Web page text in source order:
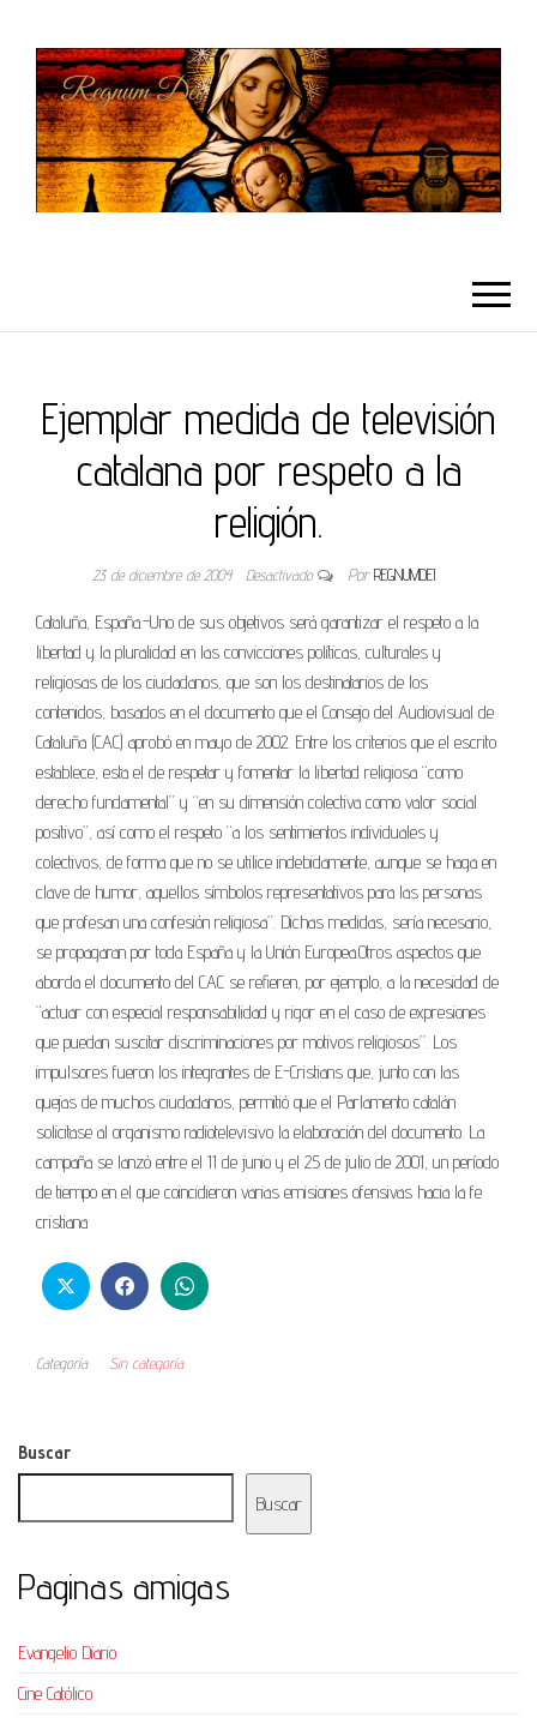
Ejemplar medida de televisión
catalana por respeto a la
religión.
23 de diciembre de 2004 Desactivado Por REGNUMDEI
Cataluña, España.-Uno de sus objetivos será garantizar el respeto a la
libertad y la pluralidad en las convicciones políticas, culturales y
religiosas de los ciudadanos, que son los destinatarios de los
contenidos, basados en el documento que el Consejo del Audiovisual de
Cataluña (CAC) aprobó en mayo de 2002. Entre los criterios que el escrito
establece, esta el de respetar y fomentar la libertad religiosa “como
derecho fundamental” y “en su dimensión colectiva como valor social
positivo”, así como el respeto “a los sentimientos individuales y
colectivos, de forma que no se utilice indebidamente, aunque se haga en
clave de humor, aquellos símbolos representativos para las personas
que profesan una confesión religiosa”. Dichas medidas, sería necesario,
se propagaran por toda España y la Unión Europea.Otros aspectos que
aborda el documento del CAC se refieren, por ejemplo, a la necesidad de
“actuar con especial responsabilidad y rigor en el caso de expresiones
que puedan suscitar discriminaciones por motivos religiosos”. Los
impulsores fueron los integrantes de E-Cristians que, junto con las
quejas de muchos ciudadanos, permitió que el Parlamento catalán
solicitase al organismo radiotelevisivo la elaboración del documento. La
campaña se lanzó entre el 11 de junio y el 25 de julio de 2001, un período
de tiempo en el que coincidieron varias emisiones ofensivas hacia la fe
cristiana
Categoría Sin categoría
Buscar
Buscar
Paginas amigas
Evangelio Diario
Cine Católico